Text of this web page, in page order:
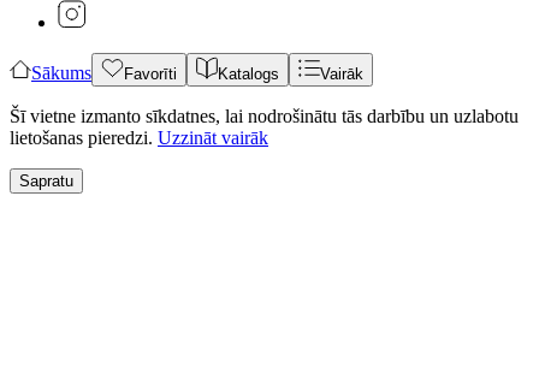
Sākums Favorīti Katalogs Vairāk
Šī vietne izmanto sīkdatnes, lai nodrošinātu tās darbību un uzlabotu
lietošanas pieredzi. Uzzināt vairāk
Sapratu